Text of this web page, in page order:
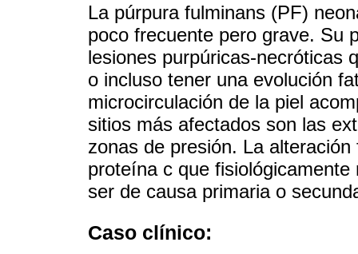
La púrpura fulminans (PF)
poco frecuente pero grave. Su
lesiones purpúricas-necróticas
o incluso tener una evolución
microcirculación de la piel
sitios más afectados son las
zonas de presión. La
proteína с que
ser de causa primaria o
Caso clínico: